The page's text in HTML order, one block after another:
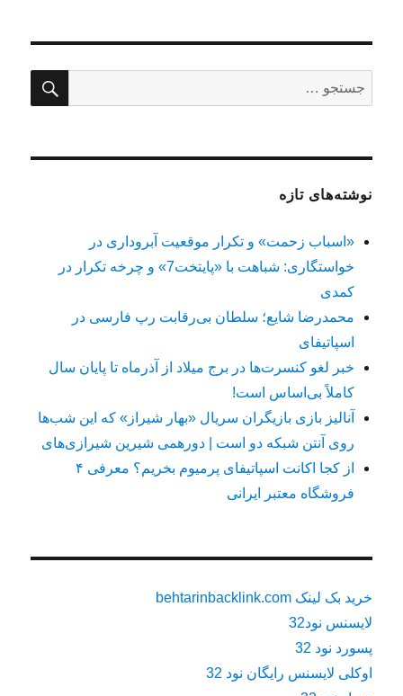
برای:
نوشته‌های تازه
«اسباب زحمت» و تکرار موقعیت آبروداری در
خواستگاری: شباهت با «پایتخت7» و چرخه تکرار در
کمدی
محمدرضا شایع؛ سلطان بی‌رقابت رپ فارسی در
اسپاتیفای
خبر لغو کنسرت‌ها در برج میلاد از آذرماه تا پایان سال
کاملاً بی‌اساس است!
آنالیز بازی بازیگران سریال «بهار شیراز» که این شب‌ها
روی آنتن شبکه دو است | دورهمی شیرین شیرازی‌های
از کجا اکانت اسپاتیفای پرمیوم بخریم؟ معرفی ۴
فروشگاه معتبر ایرانی
خرید بک لینک behtarinbacklink.com
لایسنس نود32
پسورد نود 32
اوکلی لایسنس رایگان نود 32